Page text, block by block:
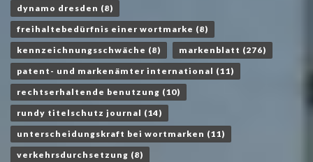
dynamo dresden (8)
freihaltebedürfnis einer wortmarke (8)
kennzeichnungsschwäche (8) markenblatt (276)
patent- und markenämter international (11)
rechtserhaltende benutzung (10)
rundy titelschutz journal (14)
unterscheidungskraft bei wortmarken (11)
verkehrsdurchsetzung (8)